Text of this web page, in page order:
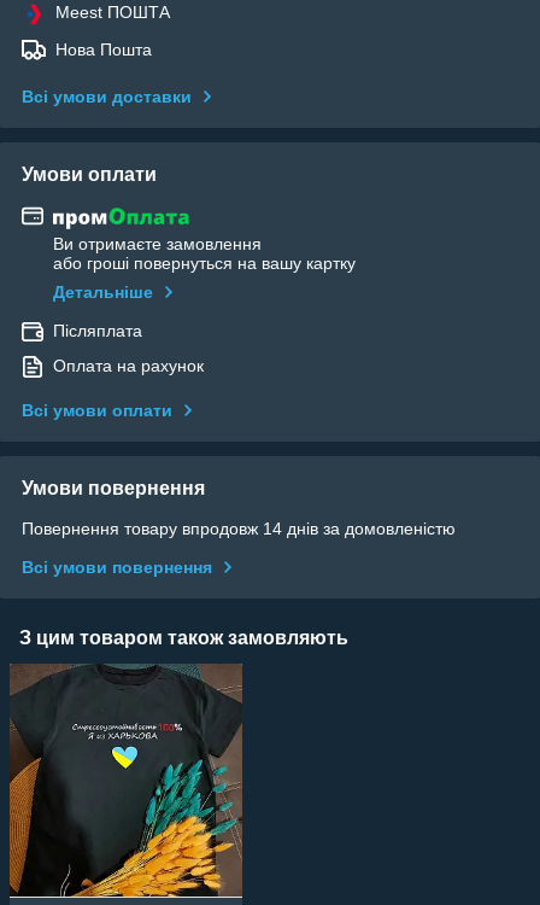
Meest ПОШТА
Нова Пошта
Всі умови доставки
Умови оплати
Ви отримаєте замовлення
або гроші повернуться на вашу картку
Детальніше
Післяплата
Оплата на рахунок
Всі умови оплати
Умови повернення
Повернення товару впродовж 14 днів за домовленістю
Всі умови повернення
З цим товаром також замовляють